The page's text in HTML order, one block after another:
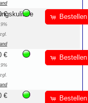
€ Bestellen
€ Bestellen
€ Bestellen